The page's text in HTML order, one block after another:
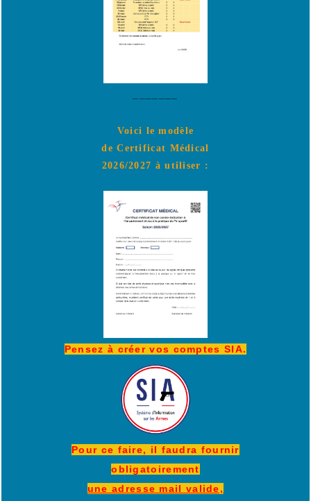
Voici le modèle
de Certificat Médical
2026/2027 à utiliser :
Pensez à créer vos comptes SIA.
Pour ce faire, il faudra fournir
obligatoirement
une adresse mail valide,